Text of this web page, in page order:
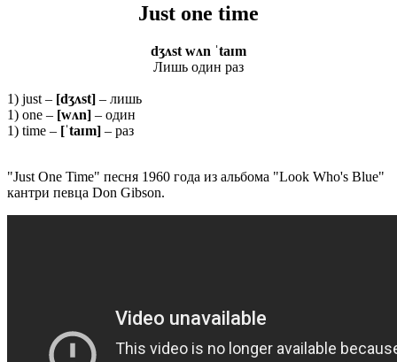
Just one time
dʒʌst wʌn ˈtaɪm
Лишь один раз
1) just – [dʒʌst] – лишь
1) one – [wʌn] – один
1) time – [ˈtaɪm] – раз
"Just One Time" песня 1960 года из альбома "Look Who's Blue"
кантри певца Don Gibson.